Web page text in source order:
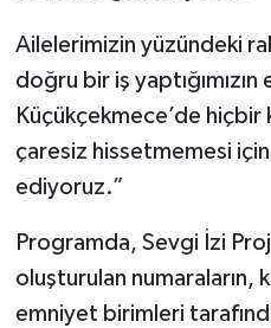
Ailelerimizin yüzündeki
doğru bir iş yaptığımızın
Küçükçekmece’de
çaresiz hissetmemesi
ediyoruz.”
Programda, Sevgi İzi
oluşturulan numaraların,
emniyet birimleri